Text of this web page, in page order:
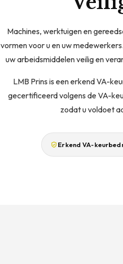
Machines, werktuigen en
vormen voor u en uw
uw arbeidsmiddelen veilig en
LMB Prins is een erkend VA-
gecertificeerd volgens de VA-
zodat u voldoet
Erkend VA-